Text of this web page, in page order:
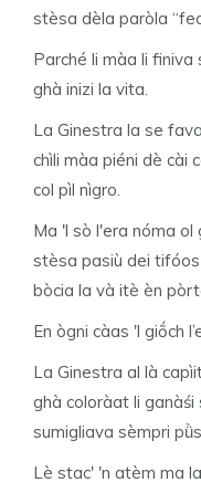
stèsa dèla paròla
Parché li màa li
ghà inizi la vita.
La Ginestra la se
chìli màa piéni dè cài
col pìl nìgro.
Ma 'l sò l'era nóma ol
stèsa pasiù dei
bòcia la và itè èn
En ògni càas 'l giṍch
La Ginestra al là
ghà coloràat li ganàśi
sumigliava sèmpri
Lè stac' 'n atèm ma